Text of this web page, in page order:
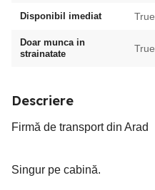
Disponibil imediat True
Doar munca in
strainatate
True
Descriere
Firmă de transport din Arad
Singur pe cabină.